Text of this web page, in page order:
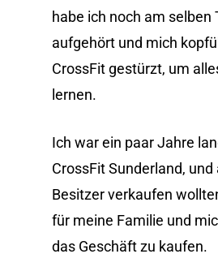
habe ich noch am selben
aufgehört und mich
CrossFit gestürzt, um
lernen.
Ich war ein paar Jahre
CrossFit Sunderland, und
Besitzer verkaufen
für meine Familie und
das Geschäft zu kaufen.